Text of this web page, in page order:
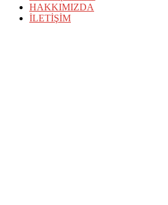
HAKKIMIZDA
İLETİŞİM